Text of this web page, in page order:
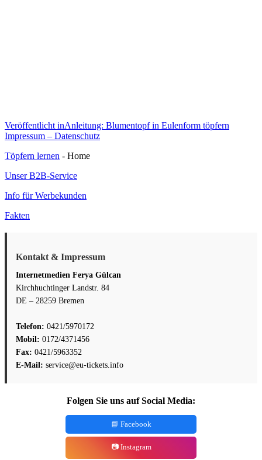
Beitragsnavigation
Veröffentlicht inAnleitung: Blumentopf in Eulenform töpfern
Impressum – Datenschutz
Töpfern lernen - Home
Unser B2B-Service
Info für Werbekunden
Fakten
Kontakt & Impressum
Internetmedien Ferya Gülcan
Kirchhuchtinger Landstr. 84
DE – 28259 Bremen
Telefon: 0421/5970172
Mobil: 0172/4371456
Fax: 0421/5963352
E-Mail: service@eu-tickets.info
Folgen Sie uns auf Social Media:
📘 Facebook
📷 Instagram